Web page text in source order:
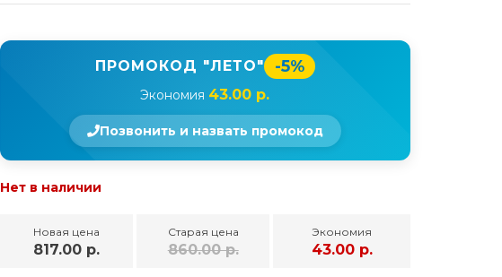
ПРОМОКОД "ЛЕТО" -5%
Экономия 43.00 р.
Позвонить и назвать промокод
Нет в наличии
Новая цена
817.00 р.
Старая цена
860.00 р.
Экономия
43.00 р.